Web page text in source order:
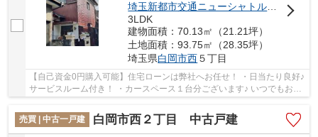
伊奈中央
3LDK
建物面積：70.13㎡（21.21坪）
土地面積：93.75㎡（28.35坪）
埼玉県白岡市西５丁目
【自己資金0円購入可能】住宅ローンは弊社へお任せ！ ・日当たり良好♪
サービスルーム付き！ ・カースペース１台分ございます♪ いつでもお気
売買 | 中古一戸建
白岡市西２丁目 中古戸建